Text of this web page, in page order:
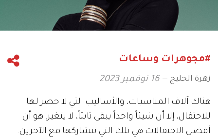
#مجوهرات وساعات
زهرة الخليج 16 نوفمبر 2023
هناك آلاف المناسبات، والأساليب التي لا حصر لها
للاحتفال، إلا أن شيئاً واحداً يبقى ثابتاً، لا يتغير، هو أن
أفضل الاحتفالات هي تلك التي نتشاركها مع الآخرين.